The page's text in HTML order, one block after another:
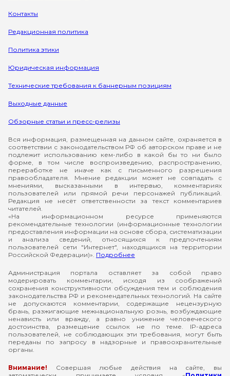
Контакты
Редакционная политика
Политика этики
Юридическая информация
Технические требования к баннерным позициям
Выходные данные
Обзорные статьи и пресс-релизы
Вся информация, размещенная на данном сайте, охраняется в
соответствии с законодательством РФ об авторском праве и не
подлежит использованию кем-либо в какой бы то ни было
форме, в том числе воспроизведению, распространению,
переработке не иначе как с письменного разрешения
правообладателя. Мнение редакции может не совпадать с
мнениями, высказанными в интервью, комментариях
пользователей или прямой речи персонажей публикаций.
Редакция не несёт ответственности за текст комментариев
читателей.
«На информационном ресурсе применяются
рекомендательные технологии (информационные технологии
предоставления информации на основе сбора, систематизации
и анализа сведений, относящихся к предпочтениям
пользователей сети "Интернет", находящихся на территории
Российской Федерации)». Подробнее
Администрация портала оставляет за собой право
модерировать комментарии, исходя из соображений
сохранения конструктивности обсуждения тем и соблюдения
законодательства РФ и рекомендательных технологий. На сайте
не допускаются комментарии, содержащие нецензурную
брань, разжигающие межнациональную рознь, возбуждающие
ненависть или вражду, а равно унижение человеческого
достоинства, размещение ссылок не по теме. IP-адреса
пользователей, не соблюдающих эти требования, могут быть
переданы по запросу в надзорные и правоохранительные
органы.
Внимание! Совершая любые действия на сайте, вы